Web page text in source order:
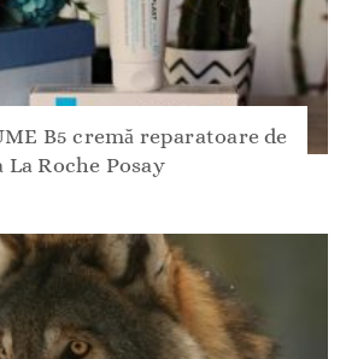
B5 cremă reparatoare de
La Roche Posay